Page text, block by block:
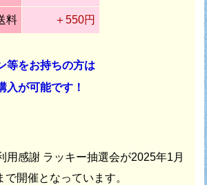
料 ＋550円
等をお持ちの方は
入が可能です！
用感謝 ラッキー抽選会が2025年1月
開催となっています。